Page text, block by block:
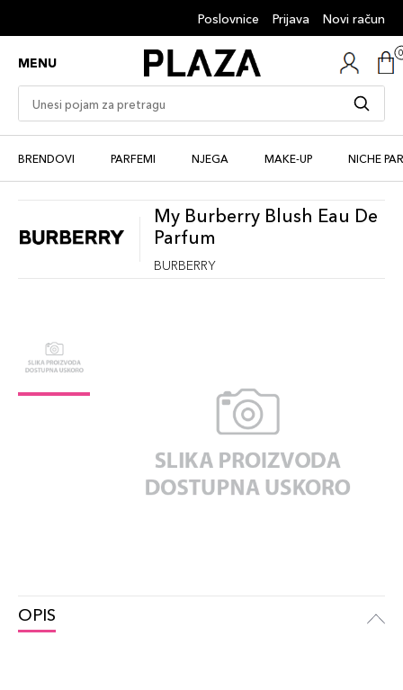
Poslovnice Prijava Novi račun
MENU
BRENDOVI PARFEMI NJEGA MAKE-UP NICHE
My Burberry Blush Eau De
Parfum
BURBERRY
OPIS